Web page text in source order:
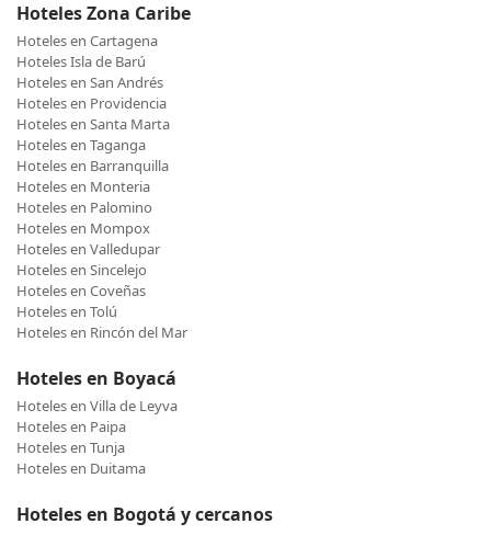
Hoteles Zona Caribe
Hoteles en Cartagena
Hoteles Isla de Barú
Hoteles en San Andrés
Hoteles en Providencia
Hoteles en Santa Marta
Hoteles en Taganga
Hoteles en Barranquilla
Hoteles en Monteria
Hoteles en Palomino
Hoteles en Mompox
Hoteles en Valledupar
Hoteles en Sincelejo
Hoteles en Coveñas
Hoteles en Tolú
Hoteles en Rincón del Mar
Hoteles en Boyacá
Hoteles en Villa de Leyva
Hoteles en Paipa
Hoteles en Tunja
Hoteles en Duitama
Hoteles en Bogotá y cercanos